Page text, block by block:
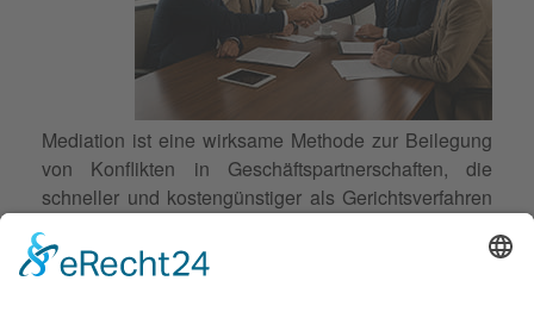
Mediation ist eine wirksame Methode zur Beilegung
von Konflikten in Geschäftspartnerschaften, die
schneller und kostengünstiger als Gerichtsverfahren
ist. Sie basiert auf Freiwilligkeit, Vertraulichkeit und
Eigenverantwortung und wird von einem neutralen
Mediator begleitet. Die Zielgruppe umfasst alle